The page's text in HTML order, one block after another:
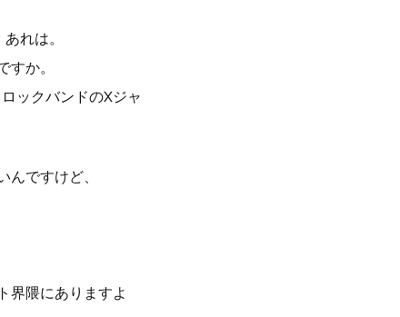
れは。
か。
ックバンドのXジャ
ですけど、
界隈にありますよ